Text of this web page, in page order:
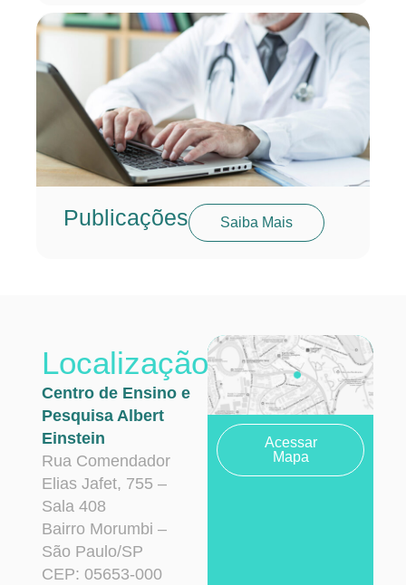
Publicações Saiba Mais
Localização
Centro de Ensino e
Pesquisa Albert
Einstein
Rua Comendador
Elias Jafet, 755 –
Sala 408
Bairro Morumbi –
São Paulo/SP
CEP: 05653-000
Acessar
Mapa